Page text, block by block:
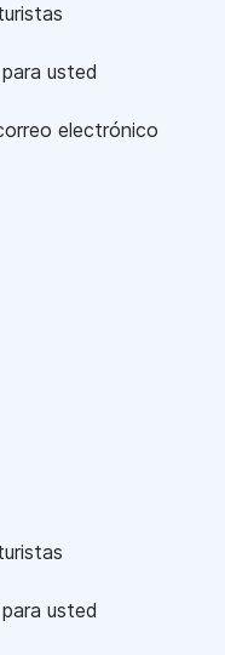
usted
electrónico
usted